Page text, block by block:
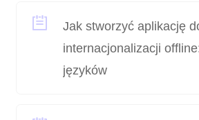
Jak stworzyć aplikację
internacjonalizacji
języków